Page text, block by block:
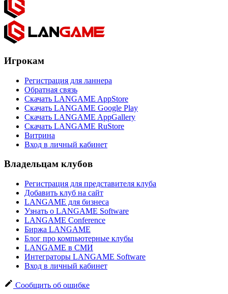
Игрокам
Регистрация для ланнера
Обратная связь
Скачать LANGAME AppStore
Скачать LANGAME Google Play
Скачать LANGAME AppGallery
Скачать LANGAME RuStore
Витрина
Вход в личный кабинет
Владельцам клубов
Регистрация для представителя клуба
Добавить клуб на сайт
LANGAME для бизнеса
Узнать о LANGAME Software
LANGAME Conference
Биржа LANGAME
Блог про компьютерные клубы
LANGAME в СМИ
Интеграторы LANGAME Software
Вход в личный кабинет
Сообщить об ошибке